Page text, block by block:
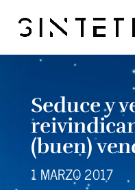
Seduce y
(buen)
1 MARZO 2017